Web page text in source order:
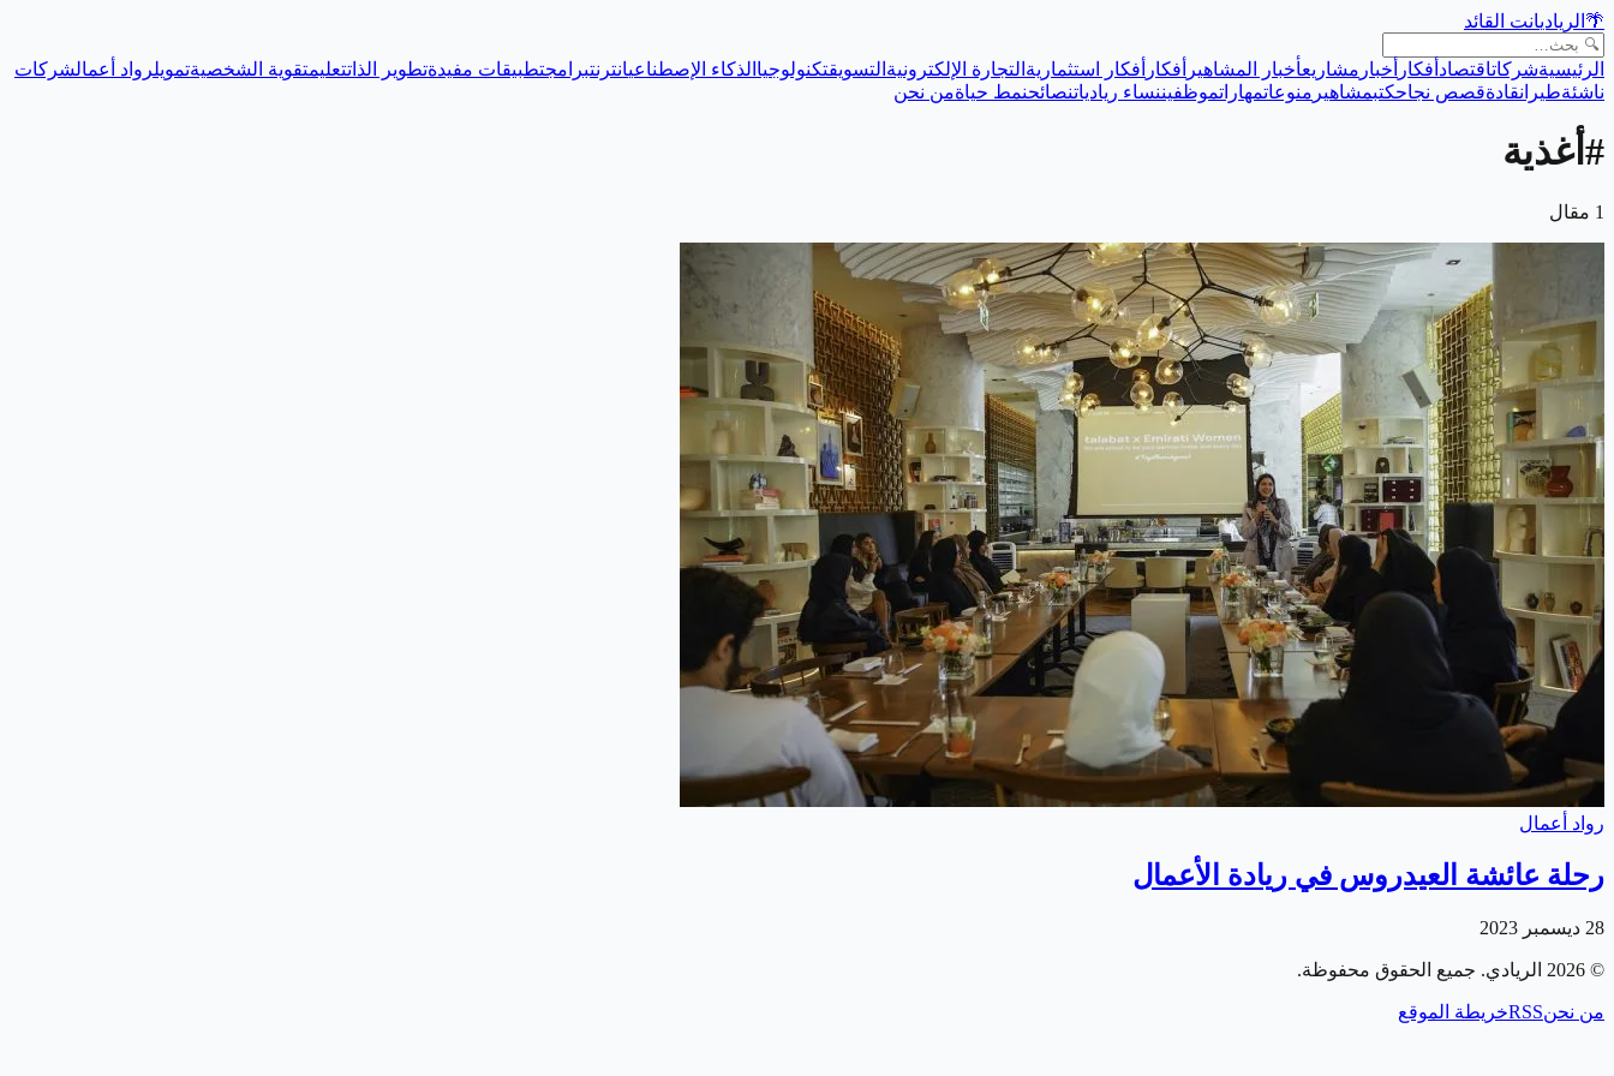
🌴 الرياديانت القائد
الرئيسيةشركاتاقتصاد أفكار أخبار مشاريعأخبار المشاهير أفكار أفكار استثمارية التجارة الإلكترونية التسويقتكنولوجيا الذكاء الإصطناعيانترنتبرامجتطبيقات مفيدةتطوير الذاتتعليمتقوية الشخصيةتمويلرواد أعمالشركات
ناشئةطيرانقادةقصص نجاحكتبمشاهير منوعاتمهاراتموظفيننساء ريادياتنصائحنمط حياةمن نحن
# أغذية
1 مقال
رواد أعمال
رحلة عائشة العيدروس في ريادة الأعمال
28 ديسمبر 2023
©
2026 الريادي. جميع الحقوق محفوظة.
من نحنRSSخريطة الموقع